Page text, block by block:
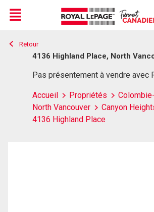
Live
En Direct
Menu
Retour
4136 Highland Place, North
Pas présentement à vendre avec
Accueil Propriétés
North Vancouver
Canyon
4136 Highland Place